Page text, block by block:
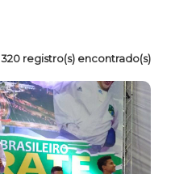
320 registro(s) encontrado(s)